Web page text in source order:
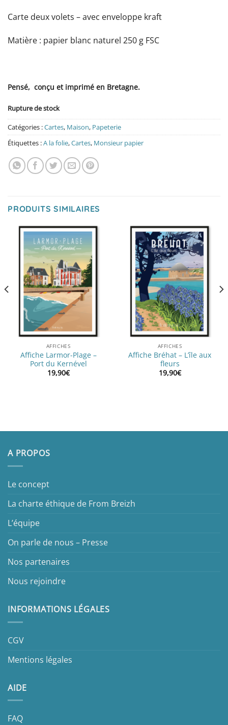
Carte deux volets – avec enveloppe kraft
Matière : papier blanc naturel 250 g FSC
Pensé, conçu et imprimé en Bretagne.
Rupture de stock
Catégories :Cartes, Maison, Papeterie
Étiquettes :A la folie,Cartes, Monsieur papier
PRODUITS SIMILAIRES
AFFICHES
Affiche Larmor-Plage –
Port du Kernével
19,90€
AFFICHES
Affiche Bréhat – L’île aux
fleurs
19,90€
A PROPOS
Le concept
La charte éthique de From Breizh
L’équipe
On parle de nous – Presse
Nos partenaires
Nous rejoindre
INFORMATIONS LÉGALES
CGV
Mentions légales
AIDE
FAQ